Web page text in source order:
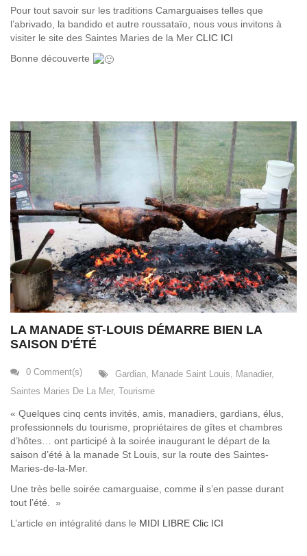
Pour tout savoir sur les traditions Camarguaises telles que
l’abrivado, la bandido et autre roussataïo, nous vous invitons à
visiter le site des Saintes Maries de la Mer CLIC ICI
Bonne découverte
LA MANADE ST-LOUIS DÉMARRE BIEN LA
SAISON D'ÉTÉ
0 Comment(s) Gardian Manade Saint Louis Manadier,
Saintes Maries De La Mer, Tourisme
« Quelques cinq cents invités, amis, manadiers, gardians, élus,
professionnels du tourisme, propriétaires de gîtes et chambres
d’hôtes… ont participé à la soirée inaugurant le départ de la
saison d’été à la manade St Louis, sur la route des Saintes-
Maries-de-la-Mer.
Une très belle soirée camarguaise, comme il s’en passe durant
tout l’été. »
L’article en intégralité dans le MIDI LIBRE Clic ICI